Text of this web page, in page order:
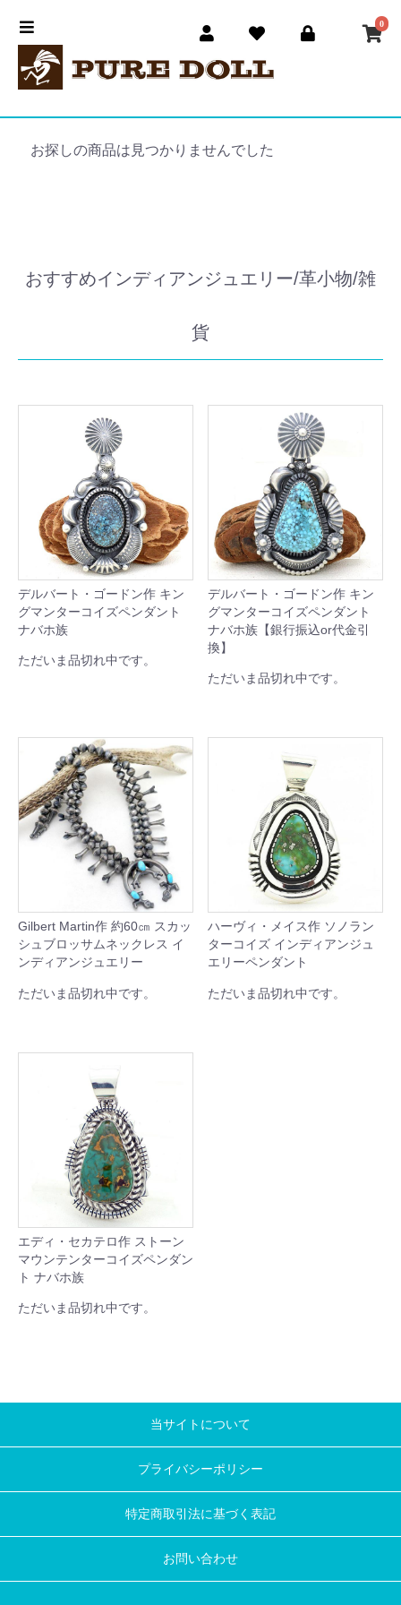
0
お探しの商品は見つかりませんでした
おすすめインディアンジュエリー/革小物/雑
貨
デルバート・ゴードン作 キン
グマンターコイズペンダント
ナバホ族
ただいま品切れ中です。
デルバート・ゴードン作 キン
グマンターコイズペンダント
ナバホ族【銀行振込or代金引
換】
ただいま品切れ中です。
Gilbert Martin作 約60㎝ スカッ
シュブロッサムネックレス イ
ンディアンジュエリー
ただいま品切れ中です。
ハーヴィ・メイス作 ソノラン
ターコイズ インディアンジュ
エリーペンダント
ただいま品切れ中です。
エディ・セカテロ作 ストーン
マウンテンターコイズペンダン
ト ナバホ族
ただいま品切れ中です。
当サイトについて
プライバシーポリシー
特定商取引法に基づく表記
お問い合わせ